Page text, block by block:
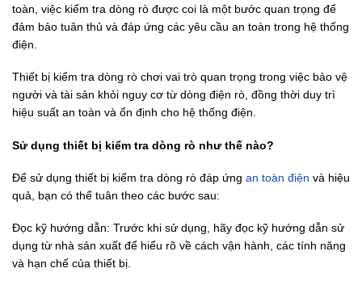
toàn, việc kiểm tra dòng rò được coi là một bước quan trọng để
đảm bảo tuân thủ và đáp ứng các yêu cầu an toàn trong hệ thống
điện.
Thiết bị kiểm tra dòng rò chơi vai trò quan trọng trong việc bảo vệ
người và tài sản khỏi nguy cơ từ dòng điện rò, đồng thời duy trì
hiệu suất an toàn và ổn định cho hệ thống điện.
Sử dụng thiết bị kiểm tra dòng rò như thế nào?
Để sử dụng thiết bị kiểm tra dòng rò đáp ứng an toàn điện và hiệu
quả, bạn có thể tuân theo các bước sau:
Đọc kỹ hướng dẫn: Trước khi sử dụng, hãy đọc kỹ hướng dẫn sử
dụng từ nhà sản xuất để hiểu rõ về cách vận hành, các tính năng
và hạn chế của thiết bị.